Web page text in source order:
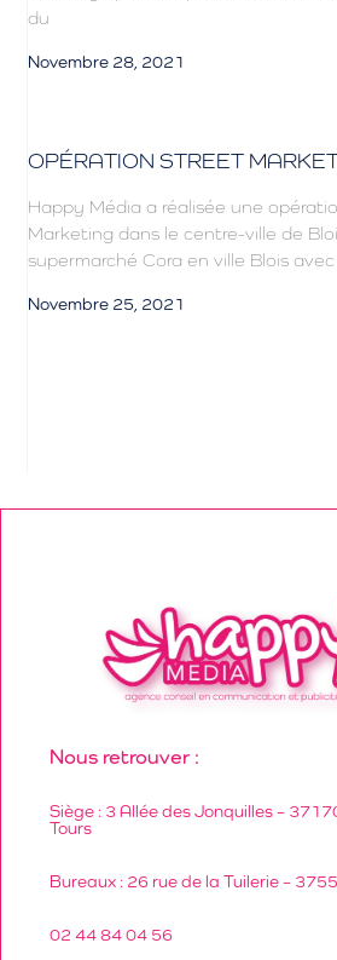
du
Novembre 28, 2021
OPÉRATION STREET
Happy Média a réalisée une
Marketing dans le centre-ville de
supermarché Cora en ville Blois
Novembre 25, 2021
Nous retrouver :
Siège : 3 Allée des Jonquilles –
Tours
Bureaux : 26 rue de la Tuilerie –
02 44 84 04 56